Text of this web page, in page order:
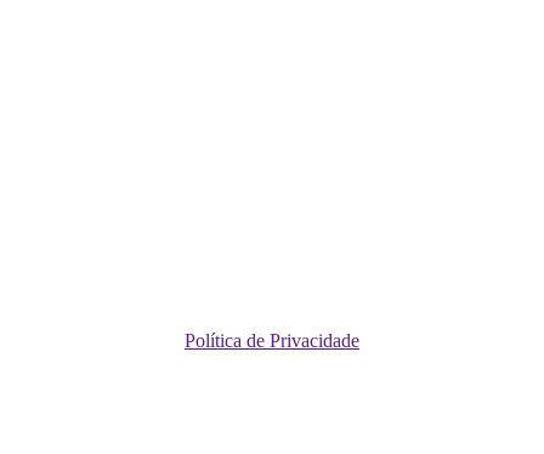
Política de Privacidade